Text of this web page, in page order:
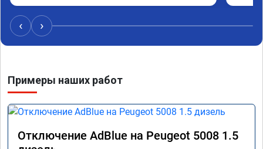
‹ ›
Примеры наших работ
Отключение AdBlue на Peugeot 5008 1.5